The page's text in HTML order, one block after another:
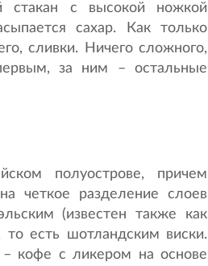
стакан с высокой ножкой
сахар. Как только
сливки. Ничего сложного,
за ним – остальные
полуострове, причем
четкое разделение слоев
(известен также как
то есть шотландским виски.
кофе с ликером на основе